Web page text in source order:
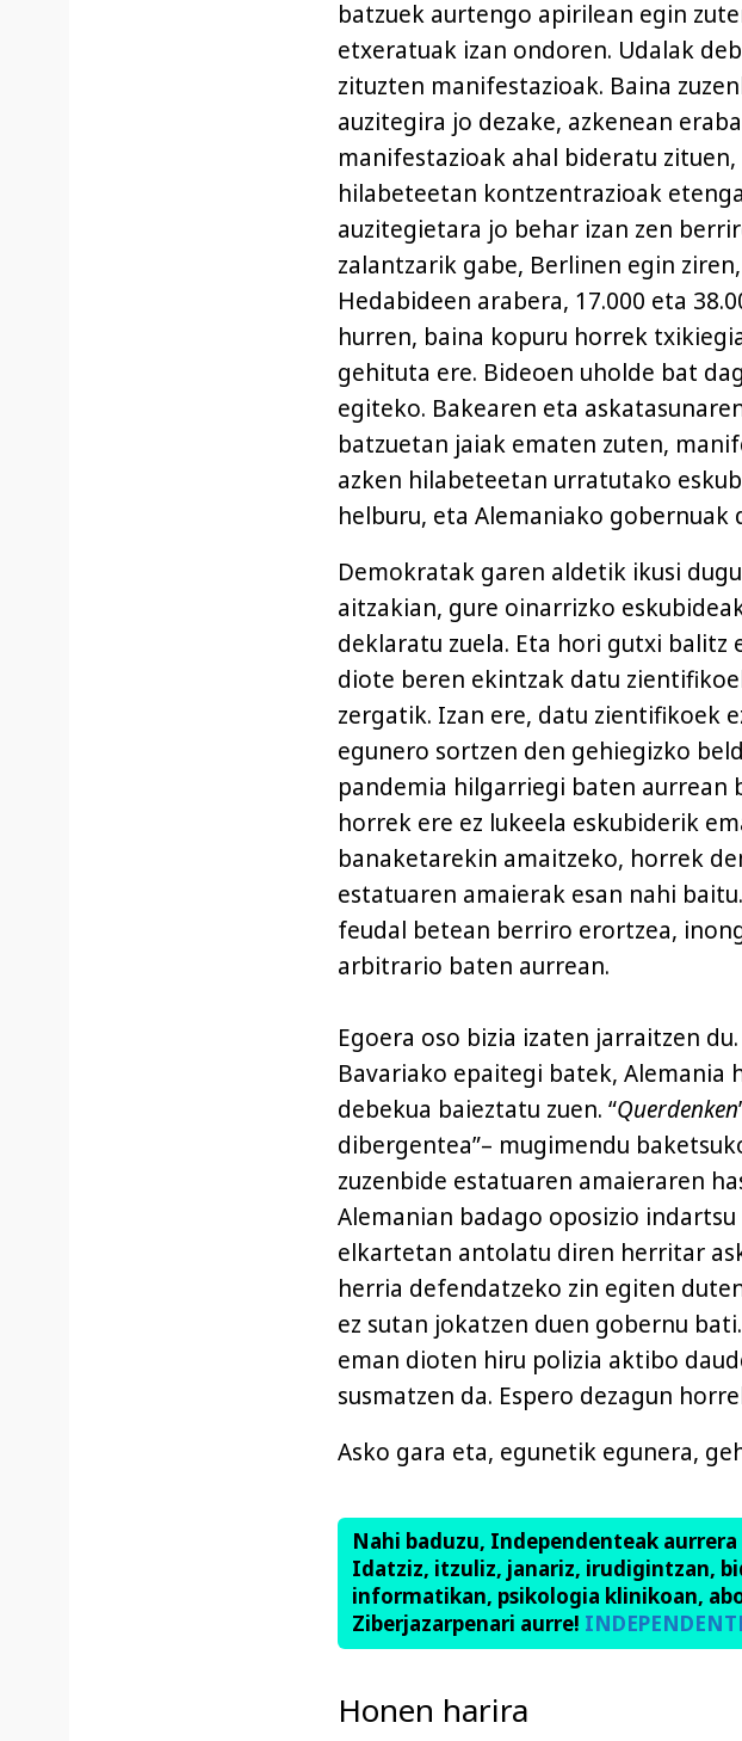
batzuek aurtengo apirilean egin
etxeratuak izan ondoren. Udalak
zituzten manifestazioak. Baina
auzitegira jo dezake, azkenean
manifestazioak ahal bideratu
hilabeteetan kontzentrazioak
auzitegietara jo behar izan zen
zalantzarik gabe, Berlinen egin
Hedabideen arabera, 17.000 eta
hurren, baina kopuru horrek
gehituta ere. Bideoen uholde bat
egiteko. Bakearen eta
batzuetan jaiak ematen zuten,
azken hilabeteetan urratutako
helburu, eta Alemaniako gobernuak
Demokratak garen aldetik ikusi
aitzakian, gure oinarrizko
deklaratu zuela. Eta hori gutxi balitz
diote beren ekintzak datu
zergatik. Izan ere, datu zientifikoek
egunero sortzen den gehiegizko
pandemia hilgarriegi baten aurrean
horrek ere ez lukeela eskubiderik
banaketarekin amaitzeko, horrek
estatuaren amaierak esan nahi
feudal betean berriro erortzea,
arbitrario baten aurrean.
Egoera oso bizia izaten jarraitzen
Bavariako epaitegi batek, Alemania
debekua baieztatu zuen. “Querdenken
dibergentea”– mugimendu
zuzenbide estatuaren amaieraren
Alemanian badago oposizio
elkartetan antolatu diren herritar
herria defendatzeko zin egiten
ez sutan jokatzen duen gobernu
eman dioten hiru polizia aktibo
susmatzen da. Espero dezagun
Asko gara eta, egunetik egunera,
Nahi baduzu, Independenteak
Idatziz, itzuliz, janariz, irudigintzan,
informatikan, psikologia klinikoan,
Ziberjazarpenari aurre!
Honen harira